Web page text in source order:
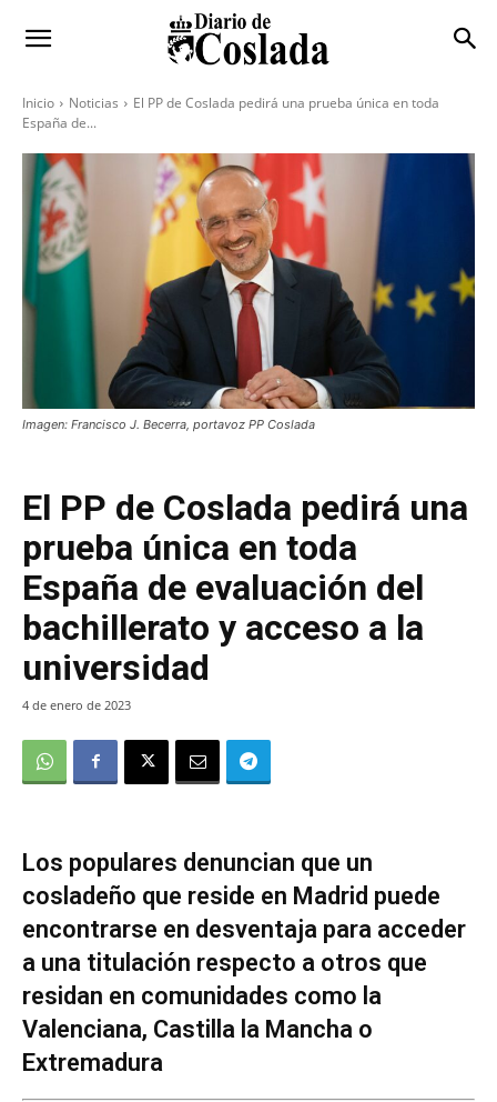
Inicio Noticias
El PP de Coslada pedirá una prueba única en toda
España de...
Imagen: Francisco J. Becerra, portavoz PP Coslada
El PP de Coslada pedirá una
prueba única en toda
España de evaluación del
bachillerato y acceso a la
universidad
4 de enero de 2023
Los populares denuncian que un
cosladeño que reside en Madrid puede
encontrarse en desventaja para acceder
a una titulación respecto a otros que
residan en comunidades como la
Valenciana, Castilla la Mancha o
Extremadura